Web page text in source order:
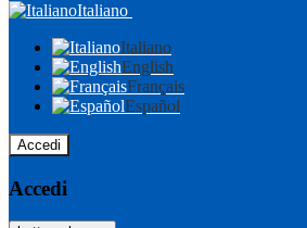
Italiano
Italiano
English
Français
Español
Accedi
Accedi